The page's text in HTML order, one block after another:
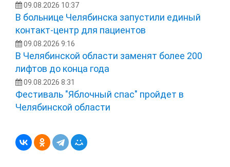
09.08.2026 10:37
В больнице Челябинска запустили единый
контакт-центр для пациентов
09.08.2026 9:16
В Челябинской области заменят более 200
лифтов до конца года
09.08.2026 8:31
Фестиваль "Яблочный спас" пройдет в
Челябинской области